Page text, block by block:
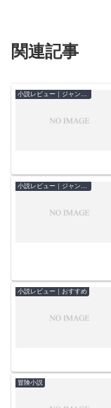
関連記事
小説レビュー｜ジャンル別
小説レビュー｜おすすめ
冒険小説